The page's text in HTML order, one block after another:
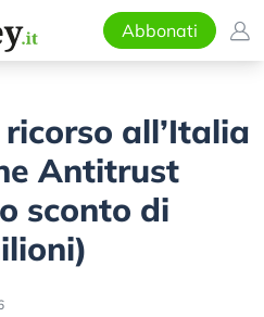
Abbonati
all’Italia
Antitrust
sconto di